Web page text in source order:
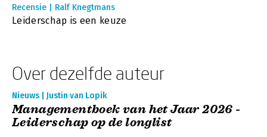
Recensie | Ralf Knegtmans
Leiderschap is een keuze
Over dezelfde auteur
Nieuws | Justin van Lopik
Managementboek van het Jaar 2026 -
Leiderschap op de longlist